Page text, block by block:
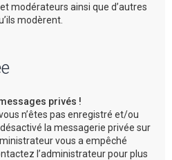
modérateurs ainsi que d’autres
modèrent.
privés !
n’êtes pas enregistré et/ou
la messagerie privée sur
vous a empêché
l’administrateur pour plus